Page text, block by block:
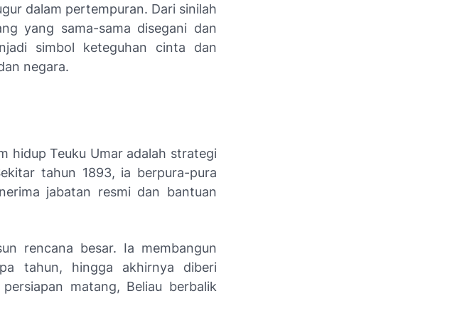
dalam pertempuran. Dari sinilah
yang sama-sama disegani dan
simbol keteguhan cinta dan
negara.
hidup Teuku Umar adalah strategi
tahun 1893, ia berpura-pura
jabatan resmi dan bantuan
rencana besar. Ia membangun
tahun, hingga akhirnya diberi
matang, Beliau berbalik